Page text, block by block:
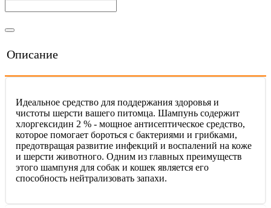
Описание
Идеальное средство для поддержания здоровья и
чистоты шерсти вашего питомца. Шампунь содержит
хлоргексидин 2 % - мощное антисептическое средство,
которое помогает бороться с бактериями и грибками,
предотвращая развитие инфекций и воспалений на коже
и шерсти животного. Одним из главных преимуществ
этого шампуня для собак и кошек является его
способность нейтрализовать запахи.